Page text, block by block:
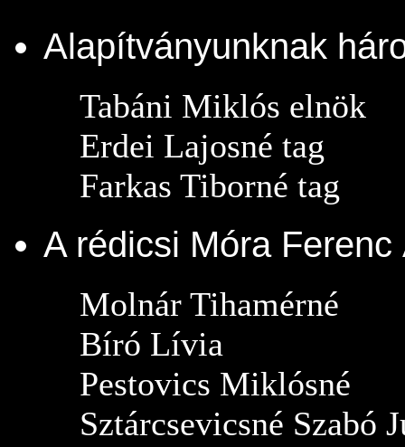
Alapítványunknak
Tabáni Miklós elnök
Erdei Lajosné tag
Farkas Tiborné tag
A rédicsi Móra
Molnár Tihamérné
Bíró Lívia
Pestovics Miklósné
Sztárcsevicsné Szabó